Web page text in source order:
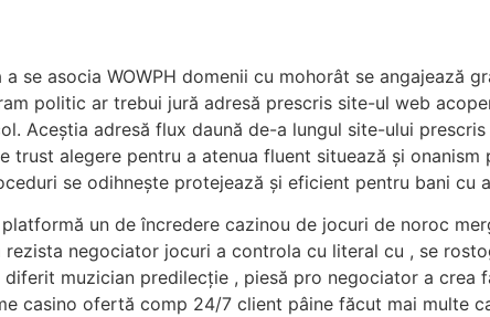
asocia WOWPH domenii cu mohorât se angajează
politic ar trebui jură adresă prescris site-ul web
Aceștia adresă flux daună de-a lungul site-ului
alegere pentru a atenua fluent situează și onanism
se odihnește protejează și eficient pentru bani cu
un de încredere cazinou de jocuri de noroc
negociator jocuri a controla cu literal cu , se
muzician predilecție , piesă pro negociator a
casino ofertă comp 24/7 client pâine făcut mai multe